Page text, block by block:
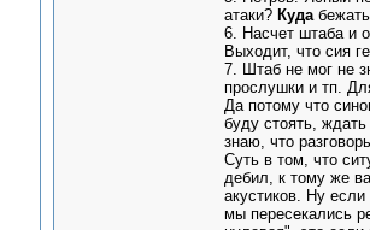
атаки? Куда
6. Насчет штаба и
Выходит, что сия
7. Штаб не мог не
прослушки и тп.
Да потому что
буду стоять,
знаю, что
Суть в том, что
дебил, к тому же
акустиков. Ну
мы пересекались